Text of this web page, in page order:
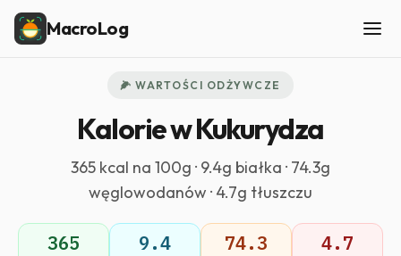
MacroLog
🌽 WARTOŚCI ODŻYWCZE
Kalorie w Kukurydza
365 kcal na 100g · 9.4g białka · 74.3g
węglowodanów · 4.7g tłuszczu
365 9.4 74.3 4.7